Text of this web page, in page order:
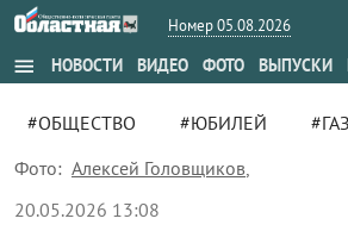
Номер 05.08.2026
menu НОВОСТИ ВИДЕО ФОТО ВЫПУСКИ
#ОБЩЕСТВО #ЮБИЛЕЙ
Фото: Алексей Головщиков,
20.05.2026 13:08